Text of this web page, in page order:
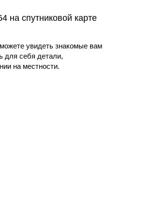
на спутниковой карте
увидеть знакомые вам
для себя детали,
на местности.